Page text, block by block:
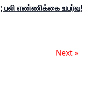
எண்ணிக்கை உயர்வு!
Next »